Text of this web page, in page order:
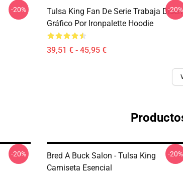
-20%
Tulsa King Fan De Serie Trabaja
Gráfico Por Ironpalette Hoodie
39,51 € - 45,95 €
-20%
-20%
Bred A Buck Salon - Tulsa King
Camiseta Esencial
-20%